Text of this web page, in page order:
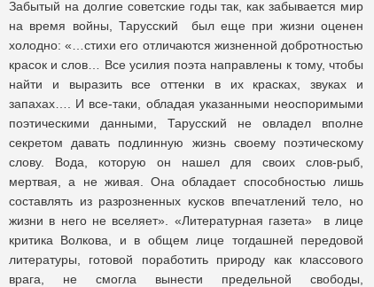
Забытый на долгие советские годы так, как забывается мир
на время войны, Тарусский был еще при жизни оценен
холодно: «…стихи его отличаются жизненной добротностью
красок и слов… Все усилия поэта направлены к тому, чтобы
найти и выразить все оттенки в их красках, звуках и
запахах…. И все-таки, обладая указанными неоспоримыми
поэтическими данными, Тарусский не овладел вполне
секретом давать подлинную жизнь своему поэтическому
слову. Вода, которую он нашел для своих слов-рыб,
мертвая, а не живая. Она обладает способностью лишь
составлять из разрозненных кусков впечатлений тело, но
жизни в него не вселяет». «Литературная газета» в лице
критика Волкова, и в общем лице тогдашней передовой
литературы, готовой поработить природу как классового
врага, не смогла вынести предельной свободы,